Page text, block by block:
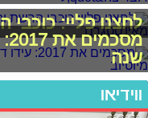
לחצנו פליי: כוכבי
שנה
ווידיאו